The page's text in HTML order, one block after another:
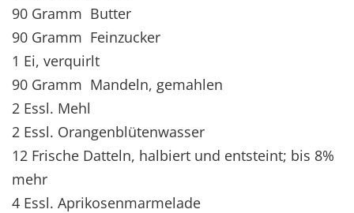
90 Gramm Butter
90 Gramm Feinzucker
1 Ei, verquirlt
90 Gramm Mandeln, gemahlen
2 Essl. Mehl
2 Essl. Orangenblütenwasser
12 Frische Datteln, halbiert und entsteint; bis 8%
mehr
4 Essl. Aprikosenmarmelade